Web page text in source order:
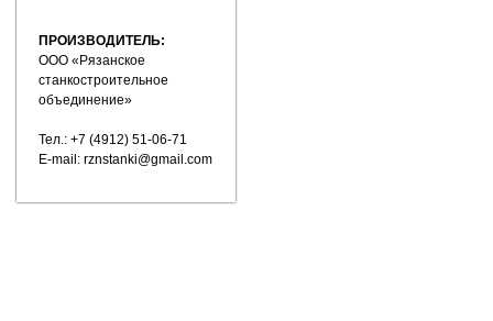
ПРОИЗВОДИТЕЛЬ:
ООО «Рязанское
станкостроительное
объединение»
Тел.: +7 (4912) 51-06-71
E-mail: rznstanki@gmail.com